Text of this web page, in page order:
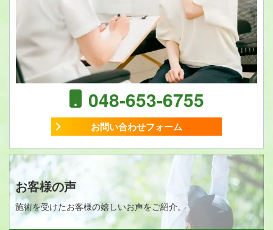
048-653-6755
お問い合わせフォーム
お客様の声
施術を受けたお客様の嬉しいお声をご紹介。